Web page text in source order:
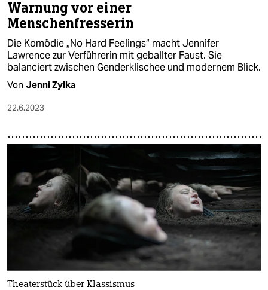
Warnung vor einer
Menschenfresserin
Die Komödie „No Hard Feelings“ macht Jennifer
Lawrence zur Verführerin mit geballter Faust. Sie
balanciert zwischen Genderklischee und modernem Blick.
Von Jenni Zylka
22.6.2023
Theaterstück über Klassismus